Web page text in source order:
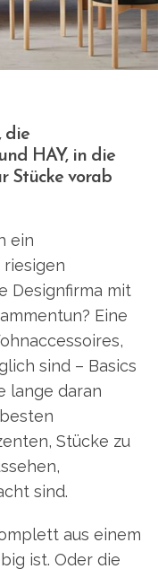
die
HAY, in die
Stücke vorab
ein
Designfirma mit
Eine
sind – Basics
lange daran
Stücke zu
sind.
aus einem
ist. Oder die